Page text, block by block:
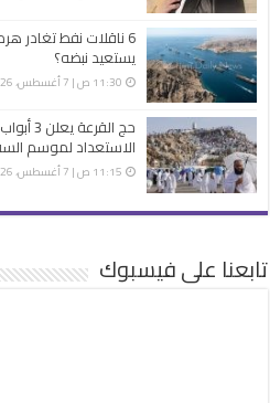
يستعيد نبضه؟
11:30 ص | 7 أغسطس، 2026
حج
الاستعداد لموسم
11:15 ص | 7 أغسطس، 2026
تابعنا على فيسبوك